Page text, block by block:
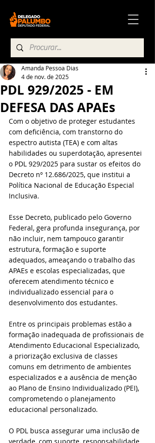
PDL 929/2025 - EM
DEFESA DAS APAEs
Amanda Pessoa Dias
4 de nov. de 2025
Com o objetivo de proteger estudantes
com deficiência, com transtorno do
espectro autista (TEA) e com altas
habilidades ou superdotação, apresentei
o PDL 929/2025 para sustar os efeitos do
Decreto nº 12.686/2025, que institui a
Política Nacional de Educação Especial
Inclusiva.
Esse Decreto, publicado pelo Governo
Federal, gera profunda insegurança, por
não incluir, nem tampouco garantir
estrutura, formação e suporte
adequados, ameaçando o trabalho das
APAEs e escolas especializadas, que
oferecem atendimento técnico e
individualizado essencial para o
desenvolvimento dos estudantes.
Entre os principais problemas estão a
formação inadequada de profissionais de
Atendimento Educacional Especializado,
a priorização exclusiva de classes
comuns em detrimento de ambientes
especializados e a ausência de menção
ao Plano de Ensino Individualizado (PEI),
comprometendo o planejamento
educacional personalizado.
O PDL busca assegurar uma inclusão de